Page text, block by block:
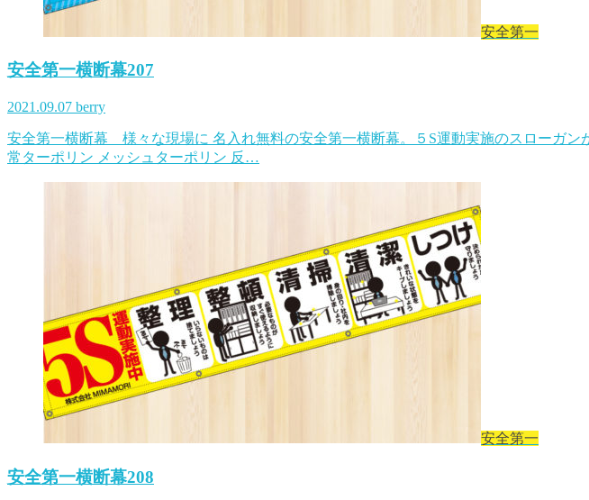
安全第一
安全第一横断幕207
2021.09.07 berry
安全第一横断幕 様々な現場に 名入れ無料の安全第一横断幕。５S運動実施のスローガ
常ターポリン メッシュターポリン 反…
安全第一
安全第一横断幕208